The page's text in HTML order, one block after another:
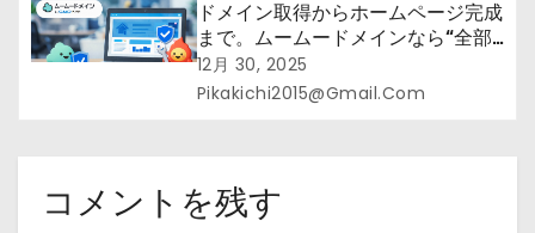
ドメイン取得からホームページ完成
まで。ムームードメインなら“全部
まとめて”安心スタート
12月 30, 2025
Pikakichi2015@gmail.com
コメントを残す